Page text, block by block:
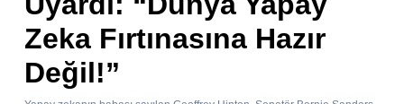
Zeka Fırtınasına Hazır
Değil!”